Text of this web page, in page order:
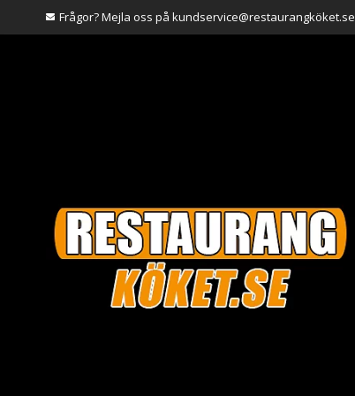
Frågor? Mejla oss på kundservice@restaurangköket.se